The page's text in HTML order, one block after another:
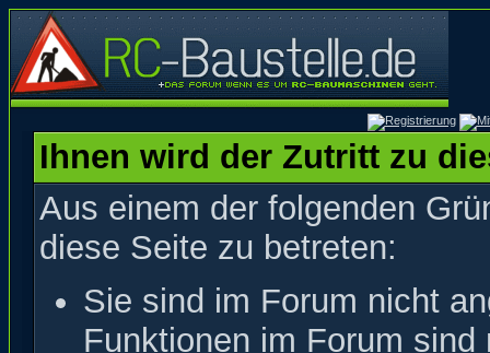
Ihnen wird der Zutritt zu
Aus einem der folgenden
diese Seite zu betreten:
Sie sind im Forum nicht
Funktionen im Forum